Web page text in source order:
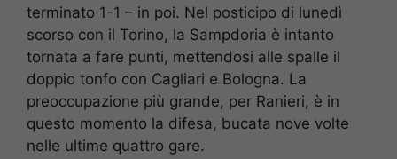
terminato 1-1 – in poi. Nel posticipo di lunedì
scorso con il Torino, la Sampdoria è intanto
tornata a fare punti, mettendosi alle spalle il
doppio tonfo con Cagliari e Bologna. La
preoccupazione più grande, per Ranieri, è in
questo momento la difesa, bucata nove volte
nelle ultime quattro gare.